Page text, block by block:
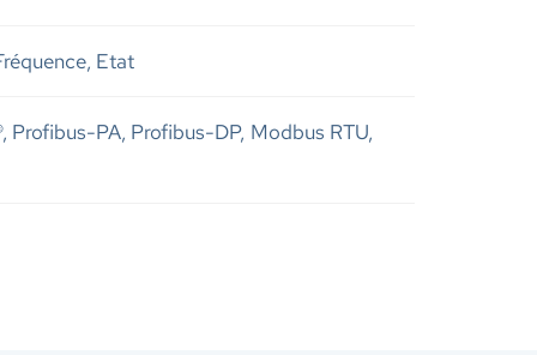
Etat
Profibus-PA, Profibus-DP, Modbus RTU,